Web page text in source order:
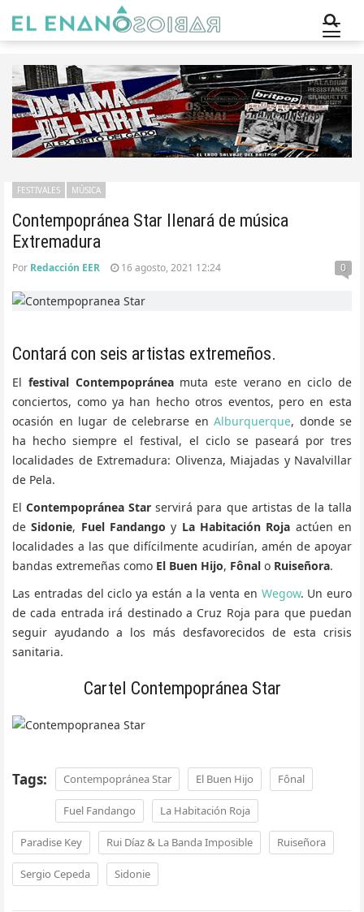
Contempopránea Star llenará de música
Extremadura
FESTIVALES MÚSICA
Por Redacción EER 16 agosto, 2021 12:24 0
Contará con seis artistas extremeños.
El festival Contempopráneamuta este verano en ciclo de
conciertos, como ya han hecho otros eventos, pero en esta
ocasión en lugar de celebrarse en Alburquerque, donde se
ha hecho siempre el festival, el ciclo se paseará por tres
localidades de Extremadura: Olivenza, Miajadas y Navalvillar
de Pela.
ElContempopránea Star servirá para que artistas de la talla
deSidonie, Fuel Fandango y La Habitación Roja actúen en
localidades a las que difícilmente acudirían, amén de apoyar
bandas extremeñas como El Buen Hijo, Fônal o Ruiseñora.
Las entradas del ciclo ya están a la venta en Wegow. Un euro
de cada entrada irá destinado a Cruz Roja para que puedan
seguir ayudando a los más desfavorecidos de esta crisis
sanitaria.
Cartel Contempopránea Star
Tags: Contempopránea Star El Buen Hijo Fônal
Fuel Fandango La Habitación Roja
Paradise Key Rui Díaz & La Banda Imposible Ruiseñora
Sergio Cepeda Sidonie